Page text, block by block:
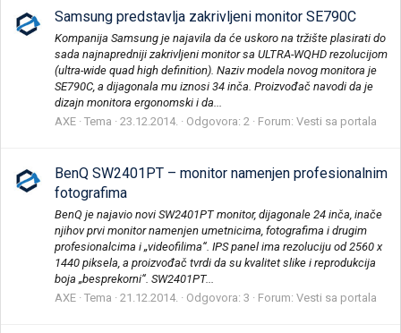
Samsung predstavlja zakrivljeni monitor SE790C
Kompanija Samsung je najavila da će uskoro na tržište plasirati do
sada najnapredniji zakrivljeni monitor sa ULTRA-WQHD rezolucijom
(ultra-wide quad high definition). Naziv modela novog monitora je
SE790C, a dijagonala mu iznosi 34 inča. Proizvođač navodi da je
dizajn monitora ergonomski i da...
AXE Tema 23.12.2014. Odgovora: 2 Forum: Vesti sa portala
BenQ SW2401PT – monitor namenjen profesionalnim
fotografima
BenQ je najavio novi SW2401PT monitor, dijagonale 24 inča, inače
njihov prvi monitor namenjen umetnicima, fotografima i drugim
profesionalcima i „videofilima“. IPS panel ima rezoluciju od 2560 x
1440 piksela, a proizvođač tvrdi da su kvalitet slike i reprodukcija
boja „besprekorni“. SW2401PT...
AXE Tema 21.12.2014. Odgovora: 3 Forum: Vesti sa portala